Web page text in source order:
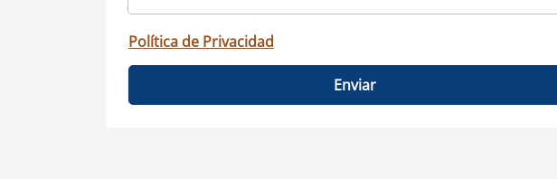
Política de Privacidad
Enviar